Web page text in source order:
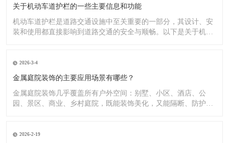
关于机动车道护栏的一些主要信息和功能
机动车道护栏是道路交通设施中至关重要的一部分，其设计、安
装和使用都直接影响到道路交通的安全与顺畅。以下是关于机动
2026-3-4
金属庭院装饰的主要应用场景有哪些？
金属庭院装饰几乎覆盖所有户外空间：别墅、小区、酒店、公
园、景区、商业、乡村庭院，既能装饰美化，又能隔断、防护、
2026-2-19